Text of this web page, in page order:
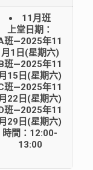
11月班
上堂日期：
班—2025年11
月1日(星期六)
班—2025年11
15日(星期六)
班—2025年11
22日(星期六)
班—2025年11
29日(星期六)
時間：12:00-
13:00